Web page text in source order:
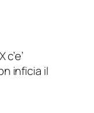
inficia il